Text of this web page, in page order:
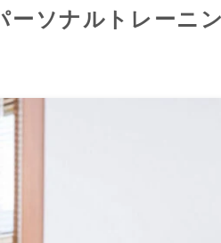
ーソナルトレーニ